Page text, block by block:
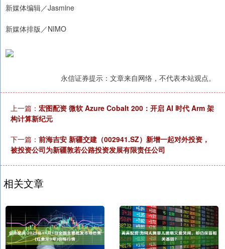
新媒体编辑／Jasmine
新媒体排版／NIMO
永信证券提示：文章来自网络，不代表本站观点。
上一篇： 宏图配资 微软 Azure Cobalt 200：开启 AI 时代 Arm 架
构计算新纪元
下一篇： 前海吉安 新疆交建（002941.SZ）新增一起对外投资，
被投资公司为新疆敦若公路投资发展有限责任公司
相关文章